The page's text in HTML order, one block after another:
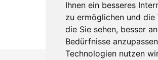
Ihnen ein besseres
zu ermöglichen und die
die Sie sehen, besser
Bedürfnisse
Technologien nutzen
Google+
Makis© Copyright 2026